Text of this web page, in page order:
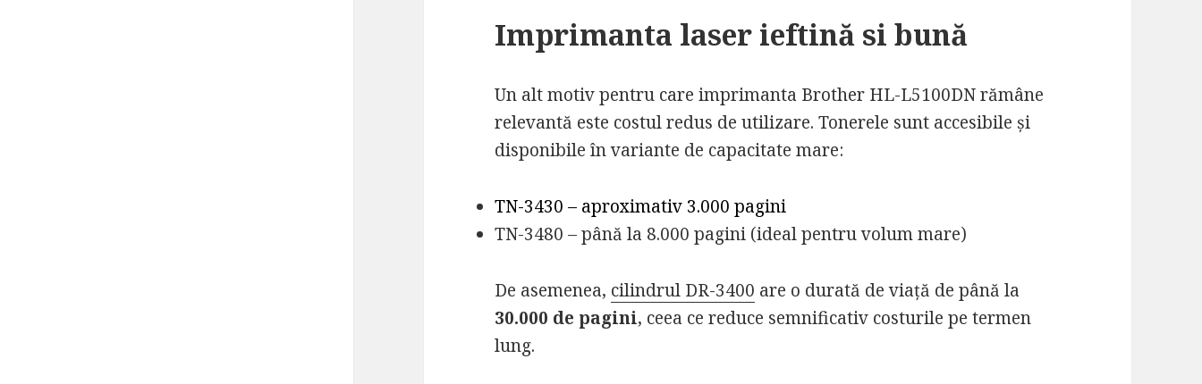
Imprimanta laser ieftină si bună
Un alt motiv pentru care imprimanta Brother HL-L5100DN rămâne
relevantă este costul redus de utilizare. Tonerele sunt accesibile și
disponibile în variante de capacitate mare:
TN-3430 – aproximativ 3.000 pagini
TN-3480 – până la 8.000 pagini (ideal pentru volum mare)
De asemenea, cilindrul DR-3400 are o durată de viață de până la
30.000 de pagini, ceea ce reduce semnificativ costurile pe termen
lung.